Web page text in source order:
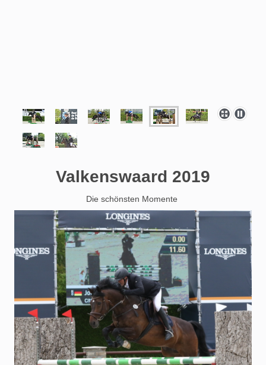
Valkenswaard 2019
Die schönsten Momente